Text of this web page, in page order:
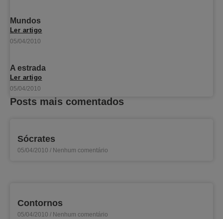
Mundos
Ler artigo
05/04/2010
A estrada
Ler artigo
05/04/2010
Posts mais comentados
Sócrates
05/04/2010 Nenhum comentário
Contornos
05/04/2010 Nenhum comentário